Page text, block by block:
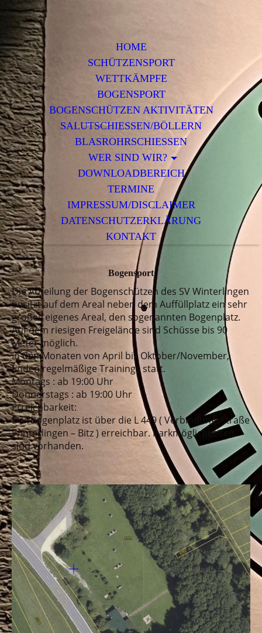
HOME
SCHÜTZENSPORT
WETTKÄMPFE
BOGENSPORT
BOGENSCHÜTZEN AKTIVITÄTEN
SALUTSCHIESSEN/BÖLLERN
BLASROHRSCHIESSEN
WER SIND WIR?
DOWNLOADBEREICH
TERMINE
IMPRESSUM/DISCLAIMER
DATENSCHUTZERKLÄRUNG
KONTAKT
Bogensport
Die Abteilung der Bogenschützen des SV Winterlingen
besitzt auf dem Areal neben dem Auffüllplatz ein sehr
großes eigenes Areal, den sogenannten Bogenplatz.
Auf dem riesigen Freigelände sind Schüsse bis 90
Meter möglich.
In den Monaten von April bis Oktober/November,
finden regelmäßige Trainings statt.
Montags : ab 19:00 Uhr
Donnerstags : ab 19:00 Uhr
Erreichbarkeit:
Der Bogenplatz ist über die L 449 ( Verbindungsstraße
Winterlingen – Bitz ) erreichbar. Parkmöglichkeiten
sind vorhanden.